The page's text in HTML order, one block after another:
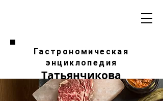
Гастрономическая
энциклопедия
Татьянчикова